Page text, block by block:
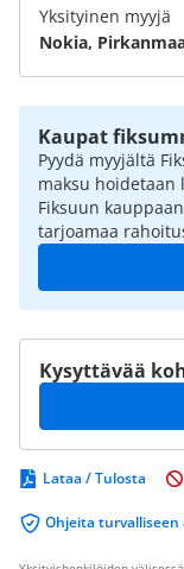
Yksityinen myyjä
Nokia,
Kaupat
Pyydä myyjältä
maksu hoidetaan
Fiksuun
tarjoamaa
Kysyttävää
Lataa / Tulosta
Ohjeita turvalliseen